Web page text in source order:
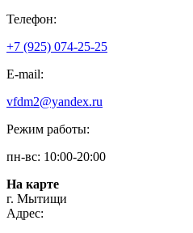
Телефон:
+7 (925) 074-25-25
E-mail:
vfdm2@yandex.ru
Режим работы:
пн-вс: 10:00-20:00
На карте
г. Мытищи
Адрес: